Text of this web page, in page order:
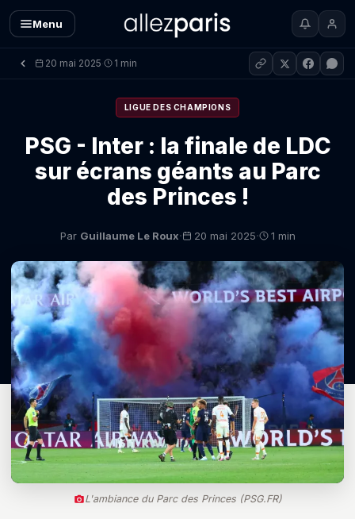
Menu
20 mai 2025· 1 min
LIGUE DES CHAMPIONS
PSG - Inter : la finale de LDC
sur écrans géants au Parc
des Princes !
Par Guillaume Le Roux· 20 mai 2025· 1 min
L'ambiance du Parc des Princes (PSG.FR)